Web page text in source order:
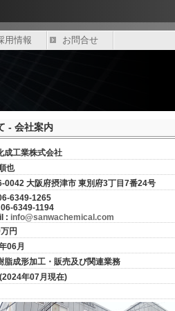
用情報 お問合せ
- 会社案内
成工業株式会社
也
0042 大阪府摂津市 東別府3丁目7番24号
6349-1265
6349-1194
: info@sanwachemical.com
円
06月
脂成形加工・販売及び関連業務
年07月現在)